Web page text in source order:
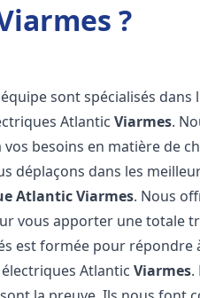
?
sont spécialisés dans
AtlanticViarmes.
besoins en matière de
déplaçons dans les
AtlanticViarmes. Nous
vous apporter une totale
est formée pour répondre
AtlanticViarmes.